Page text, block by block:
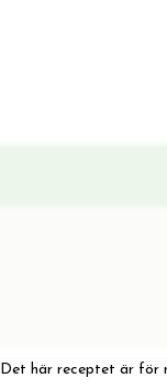
Det här receptet är för